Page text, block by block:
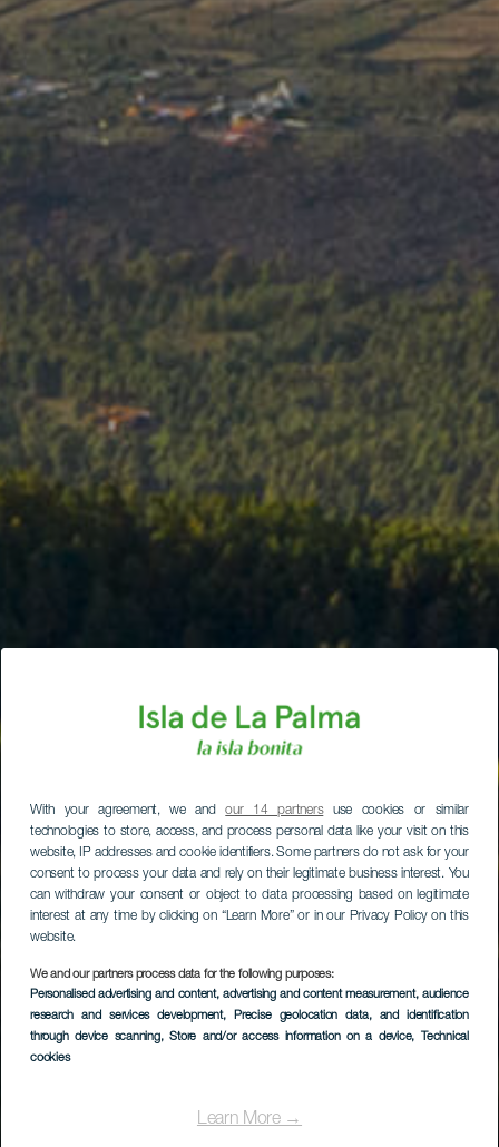
With your agreement, we andour 14 partnersuse cookies or similar
technologies to store, access, and process personal data like your visit on this
website, IP addresses and cookie identifiers. Some partners do not ask for your
consent to process your data and rely on their legitimate business interest. You
can withdraw your consent or object to data processing based on legitimate
interest at any time by clicking on “Learn More” or in our Privacy Policy on this
website.
We and our partners process data for the following purposes:
Personalised advertising and content, advertising and content measurement, audience
research and services development, Precise geolocation data, and identification
through device scanning, Store and/or access information on a device, Technical
cookies
Learn More →